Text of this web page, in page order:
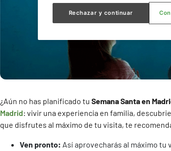
¿Aún no has planificado tu Semana Santa en
Madrid: vivir una experiencia en familia,
que disfrutes al máximo de tu visita, te
Ven pronto: Así aprovecharás al máximo
Rechazar y continuar